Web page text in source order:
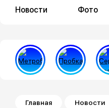
Новости Фото
Строка навигации
Главная Новости